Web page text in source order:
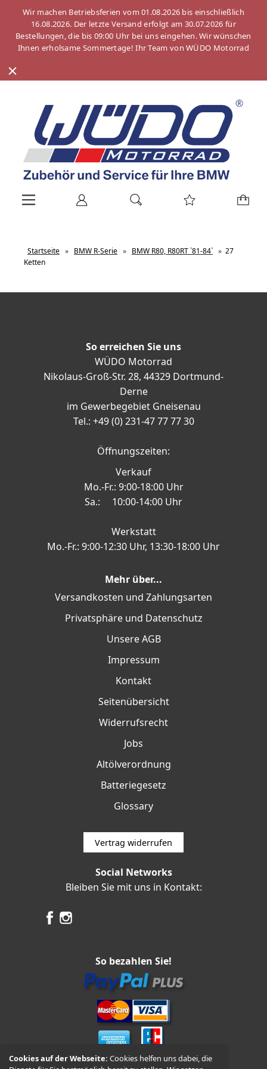
Cookies auf der Webseite:Cookies helfen uns dabei, die
Wir machen Betriebsferien vom 01.08.2026 bis einschließlich
16.08.2026. Der letzte Versand erfolgt am 30.07.2026 für
Bestellungen, die bis 09:00 Uhr bei uns eingehen. Wir wünschen
Ihnen erholsame Sommertage! Ihr Team von WÜDO Motorrad
Startseite » BMW R-Serie » BMW R80, R80RT `81-84` » 27
Ketten
So erreichen Sie uns
WÜDO Motorrad
Nikolaus-Groß-Str. 28, 44329 Dortmund-
Derne
im Gewerbegebiet Gneisenau
Tel.: +49 (0) 231-47 77 77 30
Öffnungszeiten:
Verkauf
Mo.-Fr.: 9:00-18:00 Uhr
Sa.: 10:00-14:00 Uhr
Werkstatt
Mo.-Fr.: 9:00-12:30 Uhr, 13:30-18:00 Uhr
Mehr über...
Versandkosten und Zahlungsarten
Privatsphäre und Datenschutz
Unsere AGB
Impressum
Kontakt
Seitenübersicht
Widerrufsrecht
Jobs
Altölverordnung
Batteriegesetz
Glossary
Vertrag widerrufen
Social Networks
Bleiben Sie mit uns in Kontakt:
So bezahlen Sie!